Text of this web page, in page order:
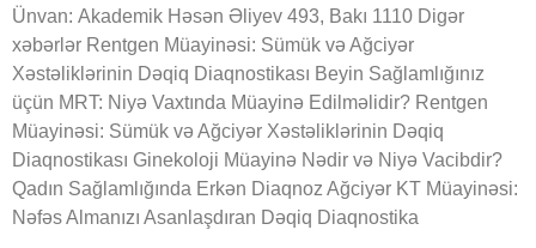
Ünvan: Akademik Həsən Əliyev 493, Bakı 1110 Digər
xəbərlər Rentgen Müayinəsi: Sümük və Ağciyər
Xəstəliklərinin Dəqiq Diaqnostikası Beyin Sağlamlığınız
üçün MRT: Niyə Vaxtında Müayinə Edilməlidir? Rentgen
Müayinəsi: Sümük və Ağciyər Xəstəliklərinin Dəqiq
Diaqnostikası Ginekoloji Müayinə Nədir və Niyə Vacibdir?
Qadın Sağlamlığında Erkən Diaqnoz Ağciyər KT Müayinəsi:
Nəfəs Almanızı Asanlaşdıran Dəqiq Diaqnostika